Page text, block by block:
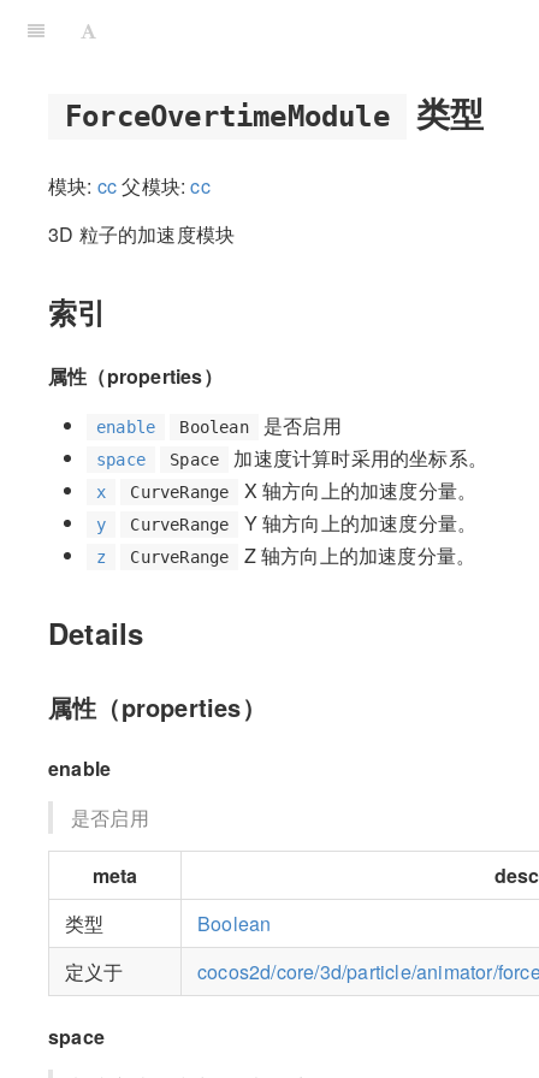
ForceOvertimeModule 类型
模块: cc父模块:cc
3D 粒子的加速度模块
索引
属性（properties）
enable Boolean 是否启用
space Space 加速度计算时采用的坐标系。
x CurveRange X 轴方向上的加速度分量。
y CurveRange Y 轴方向上的加速度分量。
z CurveRange Z 轴方向上的加速度分量。
Details
属性（properties）
enable
是否启用
meta
类型
Boolean
定义于
cocos2d/core/3d/particle/animator/
space